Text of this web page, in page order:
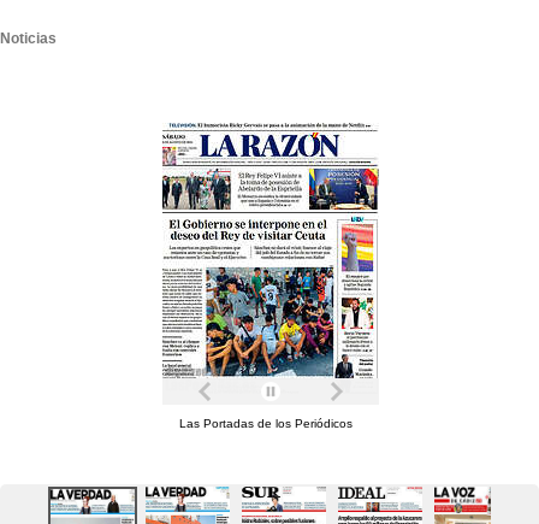
Noticias
Las Portadas de los Periódicos